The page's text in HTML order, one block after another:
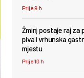
Prije 9 h
Žminj postaje raj
piva i vrhunska
mjestu
Prije 10 h